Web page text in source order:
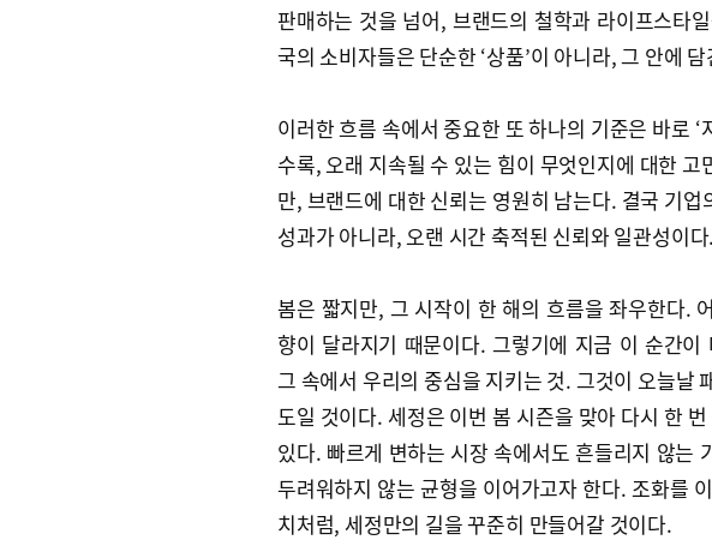
판매하는 것을 넘어, 브랜드의 철학과 라이프스타
국의 소비자들은 단순한 ‘상품’이 아니라, 그 안에
이러한 흐름 속에서 중요한 또 하나의 기준은 바로
수록, 오래 지속될 수 있는 힘이 무엇인지에 대한
만, 브랜드에 대한 신뢰는 영원히 남는다. 결국 기
성과가 아니라, 오랜 시간 축적된 신뢰와 일관성이다.
봄은 짧지만, 그 시작이 한 해의 흐름을 좌우한다.
향이 달라지기 때문이다. 그렇기에 지금 이 순간
그 속에서 우리의 중심을 지키는 것. 그것이 오늘날
도일 것이다. 세정은 이번 봄 시즌을 맞아 다시 한
있다. 빠르게 변하는 시장 속에서도 흔들리지 않는
두려워하지 않는 균형을 이어가고자 한다. 조화를
치처럼, 세정만의 길을 꾸준히 만들어갈 것이다.